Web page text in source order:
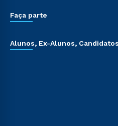
Faça parte
Alunos, Ex-Alunos, Candidatos